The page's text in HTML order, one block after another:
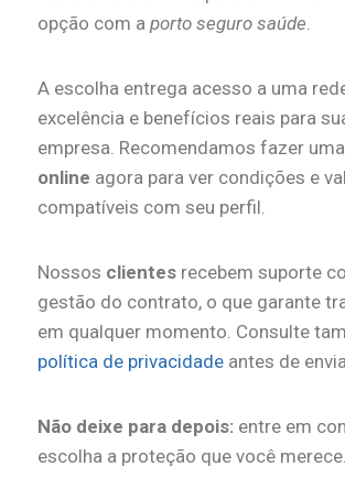
opção com a porto seguro saúde.
A escolha entrega acesso a uma
excelência e benefícios reais para
empresa. Recomendamos fazer uma
online agora para ver condições e
compatíveis com seu perfil.
Nossos clientes recebem suporte
gestão do contrato, o que garante
em qualquer momento. Consulte
política de privacidade antes de
Não deixe para depois: entre em
escolha a proteção que você merece.